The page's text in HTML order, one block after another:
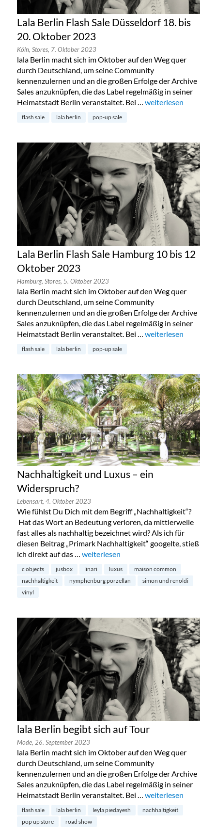
Lala Berlin Flash Sale Düsseldorf 18. bis
20. Oktober 2023
Köln, Stores, 7. Oktober 2023
lala Berlin macht sich im Oktober auf den Weg quer
durch Deutschland, um seine Community
kennenzulernen und an die großen Erfolge der Archive
Sales anzuknüpfen, die das Label regelmäßig in seiner
Heimatstadt Berlin veranstaltet. Bei … „Lala Berlin Flash
weiterlesen
flash sale lala berlin pop-up sale
Lala Berlin Flash Sale Hamburg 10 bis 12
Oktober 2023
Hamburg, Stores, 5. Oktober 2023
lala Berlin macht sich im Oktober auf den Weg quer
durch Deutschland, um seine Community
kennenzulernen und an die großen Erfolge der Archive
Sales anzuknüpfen, die das Label regelmäßig in seiner
Heimatstadt Berlin veranstaltet. Bei … „Lala Berlin Flash
weiterlesen
flash sale lala berlin pop-up sale
Nachhaltigkeit und Luxus – ein
Widerspruch?
Lebensart, 4. Oktober 2023
Wie fühlst Du Dich mit dem Begriff „Nachhaltigkeit“?
Hat das Wort an Bedeutung verloren, da mittlerweile
fast alles als nachhaltig bezeichnet wird? Als ich für
diesen Beitrag „Primark Nachhaltigkeit“ googelte, stieß
ich direkt auf das … „Nachhaltigkeit und Luxus – ein
weiterlesen
c objects jusbox linari luxus
maison common
nachhaltigkeit
nymphenburg porzellan
simon und renoldi
vinyl
lala Berlin begibt sich auf Tour
Mode, 26. September 2023
lala Berlin macht sich im Oktober auf den Weg quer
durch Deutschland, um seine Community
kennenzulernen und an die großen Erfolge der Archive
Sales anzuknüpfen, die das Label regelmäßig in seiner
Heimatstadt Berlin veranstaltet. Bei … „lala Berlin begibt
weiterlesen
flash sale lala berlin leyla piedayesh
nachhaltigkeit
pop up store
road show